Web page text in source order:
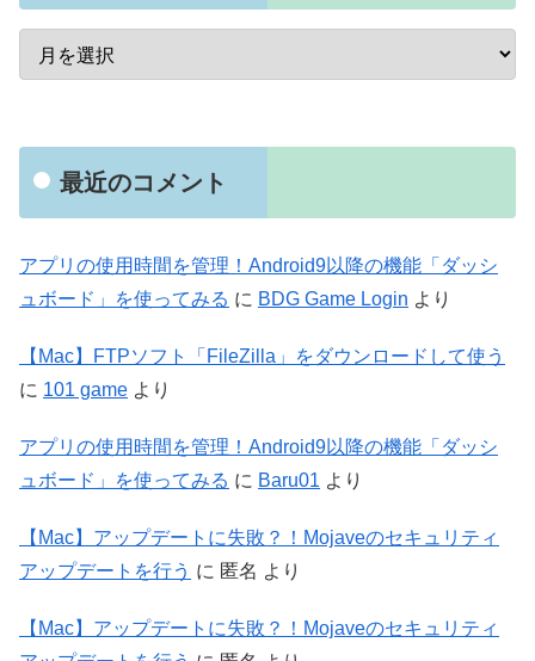
最近のコメント
アプリの使用時間を管理！Android9以降の機能「ダッシ
ュボード」を使ってみる に BDG Game Login より
【Mac】FTPソフト「FileZilla」をダウンロードして使う
に 101 game より
アプリの使用時間を管理！Android9以降の機能「ダッシ
ュボード」を使ってみる に Baru01 より
【Mac】アップデートに失敗？！Mojaveのセキュリティ
アップデートを行う に 匿名 より
【Mac】アップデートに失敗？！Mojaveのセキュリティ